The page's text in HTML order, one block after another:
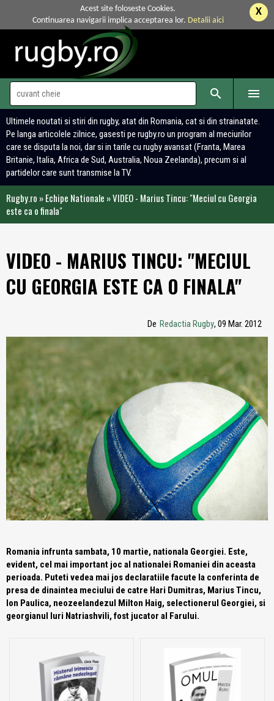
X
Acest site foloseste Cookies.
Continuarea navigarii implica acceptarea lor. Detalii aici
 
Ultimele noutati si stiri din rugby, atat din Romania, cat si din strainatate.
Pe langa articolele zilnice, gasesti pe rugby.ro un program al meciurilor
care se disputa la noi, dar si in tarile cu rugby avansat (Franta, Marea
Britanie, Italia, Africa de Sud, Australia, Noua Zeelanda), precum si al
partidelor care sunt transmise la TV.
Rugby.ro »Echipe Nationale »VIDEO - Marius Tincu: "Meciul cu Georgia
este ca o finala"
VIDEO - MARIUS TINCU: "MECIUL
CU GEORGIA ESTE CA O FINALA"
De Redactia Rugby, 09 Mar. 2012
Romania infrunta sambata, 10 martie, nationala Georgiei. Este,
evident, cel mai important joc al nationalei Romaniei din aceasta
perioada. Puteti vedea mai jos declaratiile facute la conferinta de
presa de dinaintea meciului de catre Hari Dumitras, Marius Tincu,
Ion Paulica, neozeelandezul Milton Haig, selectionerul Georgiei, si
georgianul Iuri Natriashvili, fost jucator al Farului.